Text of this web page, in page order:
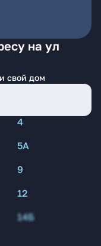
на ул
свой дом
4
5А
9
12
14Б